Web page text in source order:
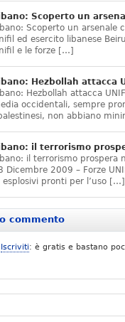
Scoperto un
Scoperto un arsenale
ed esercito libanese
e le forze […]
Hezbollah attacca
Hezbollah attacca
occidentali, sempre
non abbiano
il terrorismo
il terrorismo prospera
Dicembre 2009 – Forze
esplosivi pronti per l’uso […]
commento
Iscriviti: è gratis e bastano